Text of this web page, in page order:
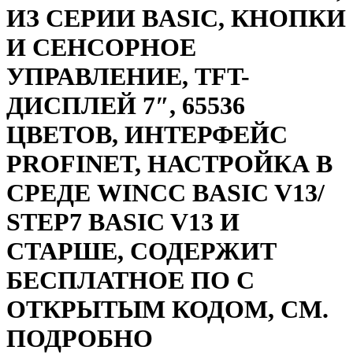
ИЗ СЕРИИ BASIC, КНОПКИ
И СЕНСОРНОЕ
УПРАВЛЕНИЕ, TFT-
ДИСПЛЕЙ 7″, 65536
ЦВЕТОВ, ИНТЕРФЕЙС
PROFINET, НАСТРОЙКА В
СРЕДЕ WINCC BASIC V13/
STEP7 BASIC V13 И
СТАРШЕ, СОДЕРЖИТ
БЕСПЛАТНОЕ ПО С
ОТКРЫТЫМ КОДОМ, СМ.
ПОДРОБНО